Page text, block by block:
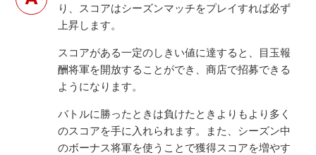
り、スコアはシーズンマッチをプレイすれば必ず
上昇します。
スコアがある一定のしきい値に達すると、目玉報
酬将軍を開放することができ、商店で招募できる
ようになります。
バトルに勝ったときは負けたときよりもより多く
のスコアを手に入れられます。また、シーズン中
のボーナス将軍を使うことで獲得スコアを増やす